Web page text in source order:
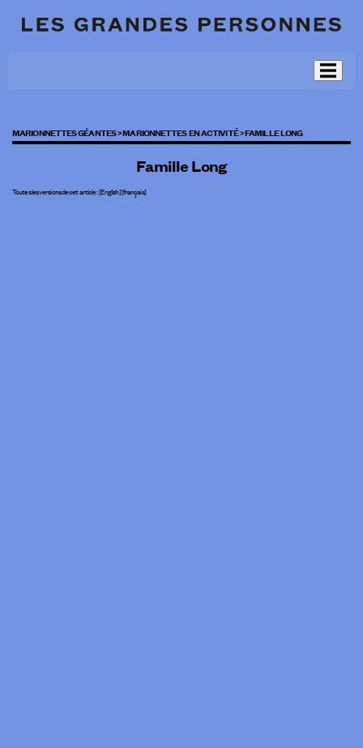
MARIONNETTES GÉANTES >MARIONNETTES EN ACTIVITÉ >FAMILLE LONG
Famille Long
Toutes les versions de cet article :[English][français]